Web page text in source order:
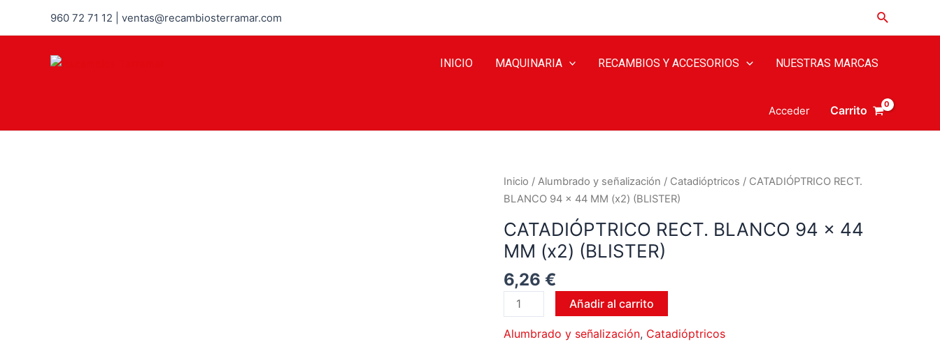
960 72 71 12 | ventas@recambiosterramar.com
INICIO MAQUINARIA RECAMBIOS Y ACCESORIOS NUESTRAS MARCAS
Acceder Carrito
Inicio / Alumbrado y señalización / Catadióptricos / CATADIÓPTRICO RECT.
BLANCO 94 x 44 MM (x2) (BLISTER)
CATADIÓPTRICO RECT. BLANCO 94 x 44
MM (x2) (BLISTER)
6,26 €
Añadir al carrito
Alumbrado y señalización, Catadióptricos